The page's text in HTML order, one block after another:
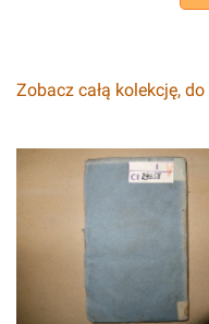
Zobacz całą kolekcję,